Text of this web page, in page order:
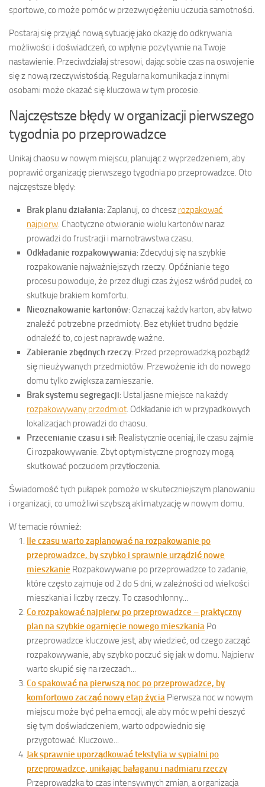
sportowe, co może pomóc w przezwyciężeniu uczucia samotności.
Postaraj się przyjąć nową sytuację jako okazję do odkrywania
możliwości i doświadczeń, co wpłynie pozytywnie na Twoje
nastawienie. Przeciwdziałaj stresowi, dając sobie czas na oswojenie
się z nową rzeczywistością. Regularna komunikacja z innymi
osobami może okazać się kluczowa w tym procesie.
Najczęstsze błędy w organizacji pierwszego
tygodnia po przeprowadzce
Unikaj chaosu w nowym miejscu, planując z wyprzedzeniem, aby
poprawić organizację pierwszego tygodnia po przeprowadzce. Oto
najczęstsze błędy:
Brak planu działania: Zaplanuj, co chcesz rozpakować
najpierw. Chaotyczne otwieranie wielu kartonów naraz
prowadzi do frustracji i marnotrawstwa czasu.
Odkładanie rozpakowywania: Zdecyduj się na szybkie
rozpakowanie najważniejszych rzeczy. Opóźnianie tego
procesu powoduje, że przez długi czas żyjesz wśród pudeł, co
skutkuje brakiem komfortu.
Nieoznakowanie kartonów: Oznaczaj każdy karton, aby łatwo
znaleźć potrzebne przedmioty. Bez etykiet trudno będzie
odnaleźć to, co jest naprawdę ważne.
Zabieranie zbędnych rzeczy: Przed przeprowadzką pozbądź
się nieużywanych przedmiotów. Przewożenie ich do nowego
domu tylko zwiększa zamieszanie.
Brak systemu segregacji: Ustal jasne miejsce na każdy
rozpakowywany przedmiot. Odkładanie ich w przypadkowych
lokalizacjach prowadzi do chaosu.
Przecenianie czasu i sił: Realistycznie oceniaj, ile czasu zajmie
Ci rozpakowywanie. Zbyt optymistyczne prognozy mogą
skutkować poczuciem przytłoczenia.
Świadomość tych pułapek pomoże w skuteczniejszym planowaniu
i organizacji, co umożliwi szybszą aklimatyzację w nowym domu.
W temacie również:
Ile czasu warto zaplanować na rozpakowanie po
przeprowadzce, by szybko i sprawnie urządzić nowe
mieszkanie Rozpakowywanie po przeprowadzce to zadanie,
które często zajmuje od 2 do 5 dni, w zależności od wielkości
mieszkania i liczby rzeczy. To czasochłonny...
Co rozpakować najpierw po przeprowadzce – praktyczny
plan na szybkie ogarnięcie nowego mieszkania Po
przeprowadzce kluczowe jest, aby wiedzieć, od czego zacząć
rozpakowywanie, aby szybko poczuć się jak w domu. Najpierw
warto skupić się na rzeczach...
Co spakować na pierwszą noc po przeprowadzce, by
komfortowo zacząć nowy etap życia Pierwsza noc w nowym
miejscu może być pełna emocji, ale aby móc w pełni cieszyć
się tym doświadczeniem, warto odpowiednio się
przygotować. Kluczowe...
Jak sprawnie uporządkować tekstylia w sypialni po
przeprowadzce, unikając bałaganu i nadmiaru rzeczy
Przeprowadzka to czas intensywnych zmian, a organizacja